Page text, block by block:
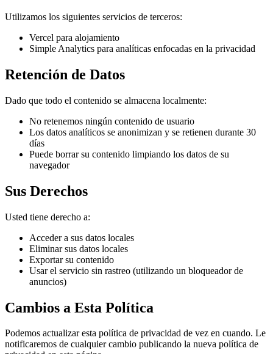
Utilizamos los siguientes servicios de terceros:
Vercel para alojamiento
Simple Analytics para analíticas enfocadas en la privacidad
Retención de Datos
Dado que todo el contenido se almacena localmente:
No retenemos ningún contenido de usuario
Los datos analíticos se anonimizan y se retienen durante 30
días
Puede borrar su contenido limpiando los datos de su
navegador
Sus Derechos
Usted tiene derecho a:
Acceder a sus datos locales
Eliminar sus datos locales
Exportar su contenido
Usar el servicio sin rastreo (utilizando un bloqueador de
anuncios)
Cambios a Esta Política
Podemos actualizar esta política de privacidad de vez en cuando. Le
notificaremos de cualquier cambio publicando la nueva política de